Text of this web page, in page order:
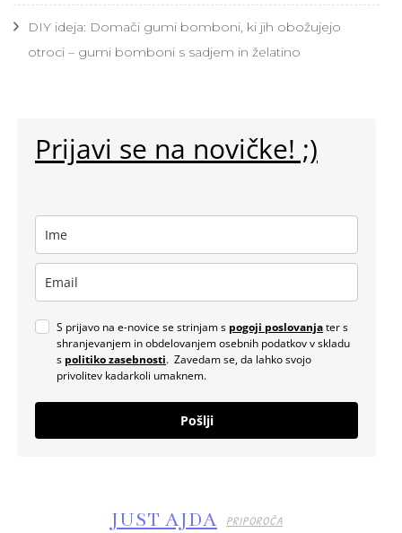
DIY ideja: Domači gumi bomboni, ki jih obožujejo
otroci – gumi bomboni s sadjem in želatino
Prijavi se na novičke! ;)
S prijavo na e-novice se strinjam s pogoji poslovanjater s
shranjevanjem in obdelovanjem osebnih podatkov v skladu
s politiko zasebnosti. Zavedam se, da lahko svojo
privolitev kadarkoli umaknem.
Pošlji
JUST AJDA PRIPOROČA